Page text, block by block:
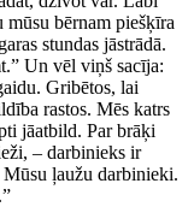
bērnam piešķīra
stundas jāstrādā.
Un vēl viņš sacīja:
Gribētos, lai
rastos. Mēs katrs
jāatbild. Par brāķi
– darbinieks ir
ļaužu darbinieki.